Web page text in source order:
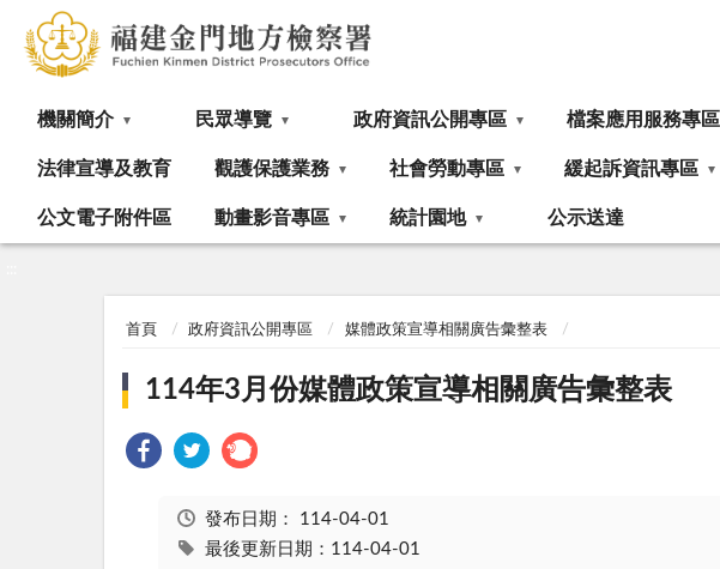
機關簡介 民眾導覽 政府資訊公開專區 檔案應用服務專區
法律宣導及教育 觀護保護業務 社會勞動專區 緩起訴資訊專區
公文電子附件區 動畫影音專區 統計園地 公示送達
首頁 政府資訊公開專區 媒體政策宣導相關廣告彙整表
114年3月份媒體政策宣導相關廣告彙整表
發布日期： 114-04-01
最後更新日期：114-04-01